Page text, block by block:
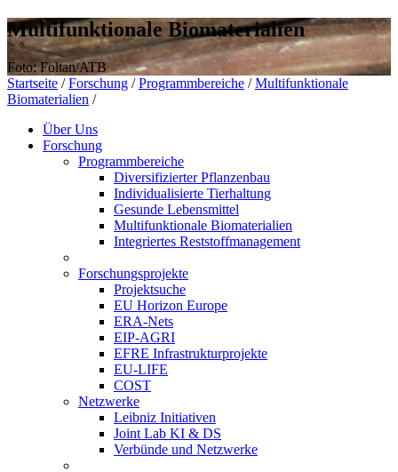
Multifunktionale Biomaterialien
Foto: Foltan/ATB
Startseite / Forschung / Programmbereiche / Multifunktionale
Biomaterialien /
Über Uns
Forschung
Programmbereiche
Diversifizierter Pflanzenbau
Individualisierte Tierhaltung
Gesunde Lebensmittel
Multifunktionale Biomaterialien
Integriertes Reststoffmanagement
Forschungsprojekte
Projektsuche
EU Horizon Europe
ERA-Nets
EIP-AGRI
EFRE Infrastrukturprojekte
EU-LIFE
COST
Netzwerke
Leibniz Initiativen
Joint Lab KI & DS
Verbünde und Netzwerke